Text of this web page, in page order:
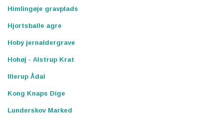
Himlingøje gravplads
Hjortsballe agre
Hoby jernaldergrave
Hohøj - Alstrup Krat
Illerup Ådal
Kong Knaps Dige
Lunderskov Marked